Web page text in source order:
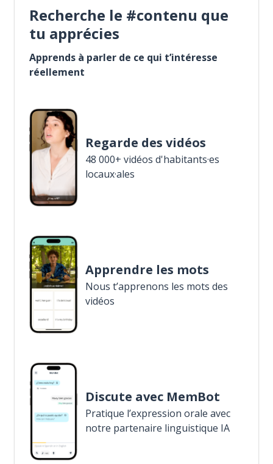
Recherche le #contenu que
tu apprécies
Apprends à parler de ce qui t’intéresse
réellement
Regarde des vidéos
48 000+ vidéos d'habitants·es
locaux·ales
Apprendre les mots
Nous t’apprenons les mots des
vidéos
Discute avec MemBot
Pratique l’expression orale avec
notre partenaire linguistique IA